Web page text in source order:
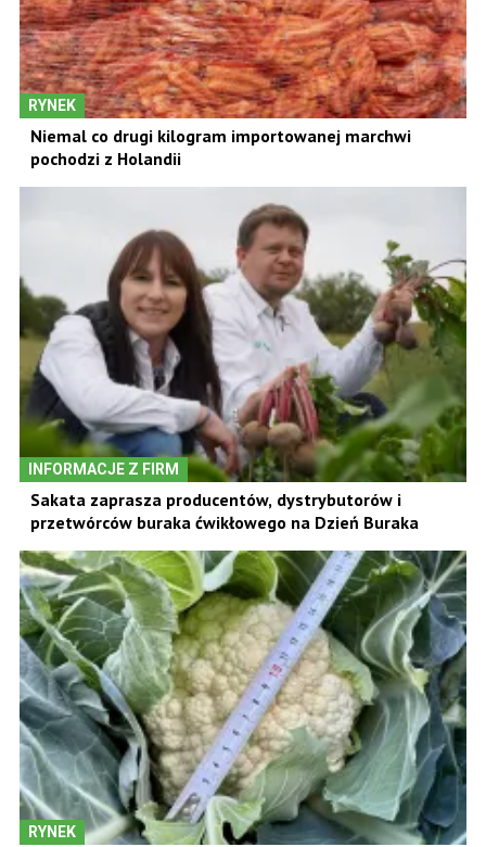
RYNEK
Niemal co drugi kilogram importowanej marchwi
pochodzi z Holandii
INFORMACJE Z FIRM
Sakata zaprasza producentów, dystrybutorów i
przetwórców buraka ćwikłowego na Dzień Buraka
RYNEK